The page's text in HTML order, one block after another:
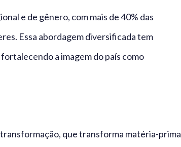
e de gênero, com mais de 40% das
Essa abordagem diversificada tem
a imagem do país como
que transforma matéria-prima